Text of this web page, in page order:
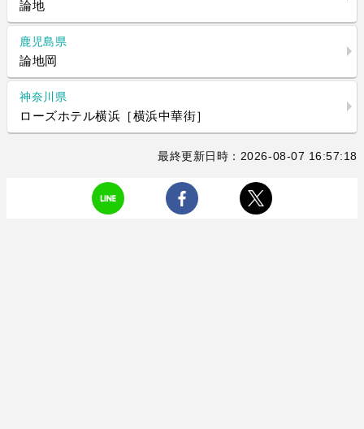
論地
鹿児島県
論地岡
神奈川県
ローズホテル横浜［横浜中華街］
最終更新日時：2026-08-07 16:57:18